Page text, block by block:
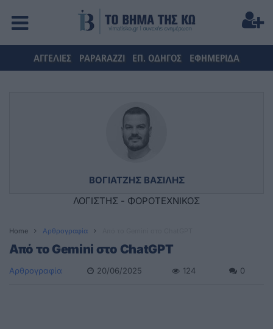
ΑΓΓΕΛΙΕΣ PAPARAZZI ΕΠ. ΟΔΗΓΟΣ ΕΦΗΜΕΡΙΔΑ
ΒΟΓΙΑΤΖΗΣ ΒΑΣΙΛΗΣ
ΛΟΓΙΣΤΗΣ - ΦΟΡΟΤΕΧΝΙΚΟΣ
Home Αρθρογραφία
Από το Gemini στο ChatGPT
Αρθρογραφία 20/06/2025 124 0